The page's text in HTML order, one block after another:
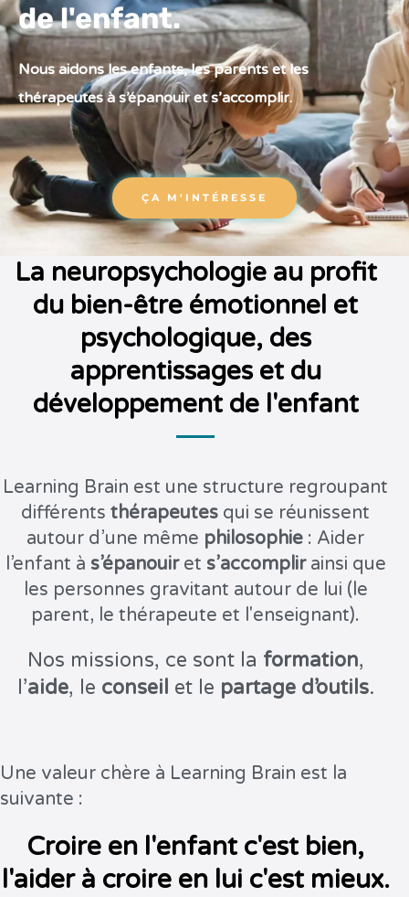
de l'enfant.
Nous aidons les enfants, les parents et les
thérapeutes à s’épanouir et s’accomplir.
ÇA M'INTÉRESSE
La neuropsychologie au profit
du bien-être émotionnel et
psychologique, des
apprentissages et du
développement de l'enfant
Learning Brain est une structure regroupant
différents thérapeutes qui se réunissent
autour d’une même philosophie : Aider
l’enfant à s’épanouiret s’accomplirainsi que
les personnes gravitant autour de lui (le
parent, le thérapeute et l'enseignant).
Nos missions, ce sont la formation,
l’aide, le conseil et le partage d’outils.
Une valeur chère à Learning Brain est la
suivante :
Croire en l'enfant c'est bien,
l'aider à croire en lui c'est mieux.